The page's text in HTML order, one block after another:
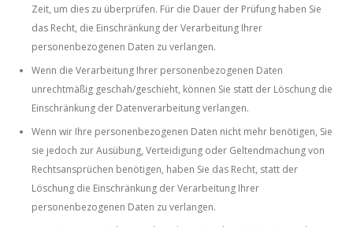
Zeit, um dies zu überprüfen. Für die Dauer der Prüfung haben Sie
das Recht, die Einschränkung der Verarbeitung Ihrer
personenbezogenen Daten zu verlangen.
Wenn die Verarbeitung Ihrer personenbezogenen Daten
unrechtmäßig geschah/geschieht, können Sie statt der Löschung die
Einschränkung der Datenverarbeitung verlangen.
Wenn wir Ihre personenbezogenen Daten nicht mehr benötigen, Sie
sie jedoch zur Ausübung, Verteidigung oder Geltendmachung von
Rechtsansprüchen benötigen, haben Sie das Recht, statt der
Löschung die Einschränkung der Verarbeitung Ihrer
personenbezogenen Daten zu verlangen.